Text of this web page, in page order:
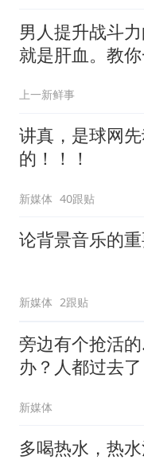
男人提升战斗力
就是肝血。教
上一新鲜事
讲真，是球网
的！！！
新媒体 40跟贴
论背景音乐的重
新媒体 2跟贴
旁边有个抢活
办？人都过去了
新媒体
多喝热水，热水